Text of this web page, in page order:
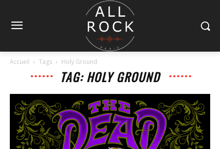
Accueil Tags Holy Ground
TAG: HOLY GROUND